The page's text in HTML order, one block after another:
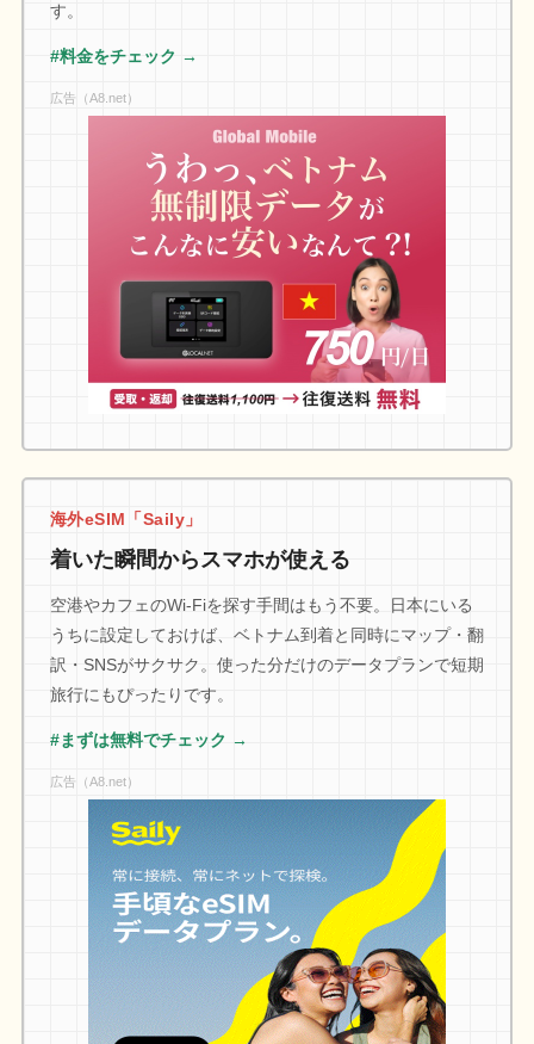
す。
#料金をチェック →
広告（A8.net）
海外eSIM「Saily」
着いた瞬間からスマホが使える
空港やカフェのWi-Fiを探す手間はもう不要。日本にいる
うちに設定しておけば、ベトナム到着と同時にマップ・翻
訳・SNSがサクサク。使った分だけのデータプランで短期
旅行にもぴったりです。
#まずは無料でチェック →
広告（A8.net）